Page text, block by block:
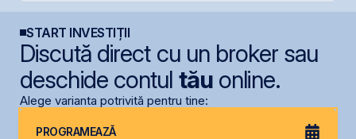
START INVESTIȚII
Discută direct cu un broker sau
deschide contul tăuonline.
Alege varianta potrivită pentru tine:
PROGRAMEAZĂ